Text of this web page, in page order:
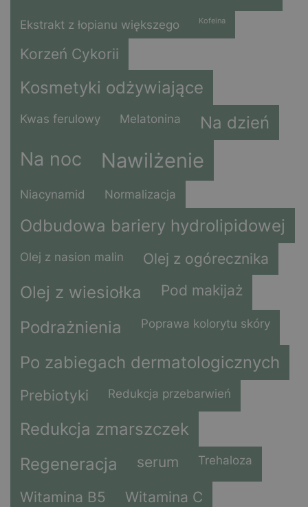
Ekstrakt z łopianu większego Kofeina
Korzeń Cykorii
Kosmetyki odżywiające
Kwas ferulowy Melatonina Na dzień
Na noc Nawilżenie
Niacynamid Normalizacja
Odbudowa bariery hydrolipidowej
Olej z nasion malin Olej z ogórecznika
Olej z wiesiołka Pod makijaż
Podrażnienia Poprawa kolorytu skóry
Po zabiegach dermatologicznych
Prebiotyki Redukcja przebarwień
Redukcja zmarszczek
Regeneracja
serum Trehaloza
Witamina B5 Witamina C